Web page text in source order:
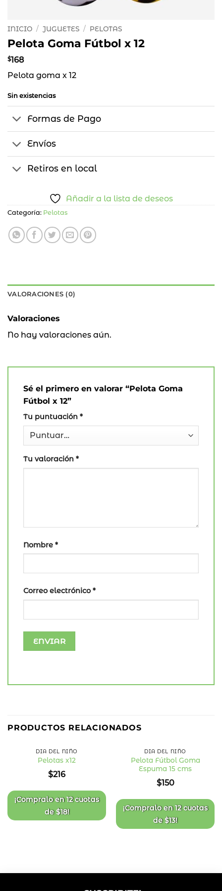
INICIO / JUGUETES / PELOTAS
Pelota Goma Fútbol x 12
$168
Pelota goma x 12
Sin existencias
Formas de Pago
Envíos
Retiros en local
Añadir a la lista de deseos
Categoría: Pelotas
VALORACIONES (0)
Valoraciones
No hay valoraciones aún.
Sé el primero en valorar “Pelota Goma
Fútbol x 12”
Tu puntuación *
Tu valoración *
Nombre *
Correo electrónico *
PRODUCTOS RELACIONADOS
de
deseos
DÍA DEL NIÑO
Pelotas x12
$216
¡Compralo en12 cuotas
de$18!
Añadir
DÍA DEL NIÑO
Pelota Fútbol Goma
Espuma 15 cms
$150
¡Compralo en12 cuotas
de$13!